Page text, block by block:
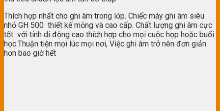
Thích hợp nhất cho ghi âm trong lớp. Chiếc máy ghi âm siêu
nhỏ GH 500 thiết kế mỏng và cao cấp. Chất lượng ghi âm cực
tốt với tính di động cao thích hợp cho mọi cuộc họp hoặc buổi
học.Thuận tiện mọi lúc mọi nơi, Việc ghi âm trở nên đơn giản
hơn bao giờ hết